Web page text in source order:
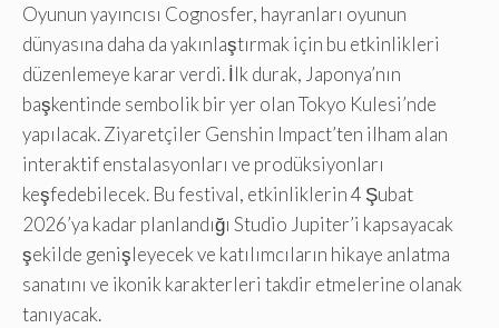
Oyunun yayıncısı Cognosfer, hayranları oyunun
dünyasına daha da yakınlaştırmak için bu etkinlikleri
düzenlemeye karar verdi. İlk durak, Japonya’nın
başkentinde sembolik bir yer olan Tokyo Kulesi’nde
yapılacak. Ziyaretçiler Genshin Impact’ten ilham alan
interaktif enstalasyonları ve prodüksiyonları
keşfedebilecek. Bu festival, etkinliklerin 4 Şubat
2026’ya kadar planlandığı Studio Jupiter’i kapsayacak
şekilde genişleyecek ve katılımcıların hikaye anlatma
sanatını ve ikonik karakterleri takdir etmelerine olanak
tanıyacak.